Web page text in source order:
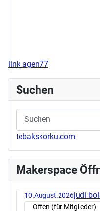
link agen77
Suchen
tebakskorku.com
Makerspace
10.August.2026judi
Offen (für Mitglieder)